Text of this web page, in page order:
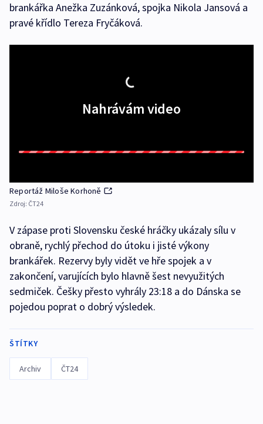
brankářka Anežka Zuzánková, spojka Nikola Jansová a
pravé křídlo Tereza Fryčáková.
Nahrávám video
Reportáž Miloše Korhoně
Zdroj: ČT24
V zápase proti Slovensku české hráčky ukázaly sílu v
obraně, rychlý přechod do útoku i jisté výkony
brankářek. Rezervy byly vidět ve hře spojek a v
zakončení, varujících bylo hlavně šest nevyužitých
sedmiček. Češky přesto vyhrály 23:18 a do Dánska se
pojedou poprat o dobrý výsledek.
ŠTÍTKY
Archiv ČT24